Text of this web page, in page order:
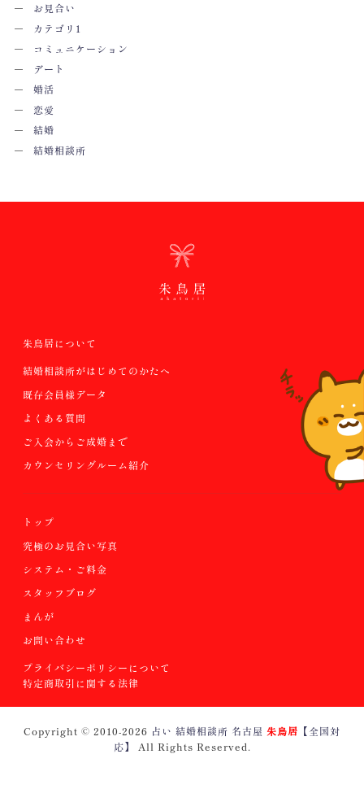
お見合い
カテゴリ1
コミュニケーション
デート
婚活
恋愛
結婚
結婚相談所
朱鳥居について
結婚相談所がはじめてのかたへ
既存会員様データ
よくある質問
ご入会からご成婚まで
カウンセリングルーム紹介
トップ
究極のお見合い写真
システム・ご料金
スタッフブログ
まんが
お問い合わせ
プライバシーポリシーについて
特定商取引に関する法律
Copyright © 2010-2026 占い 結婚相談所 名古屋 朱鳥居 【全国対
応】
All Rights Reserved.